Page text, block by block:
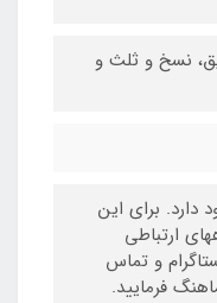
نسخ و ثلث و
برای این
ارتباطی
و تماس
فرمایید.